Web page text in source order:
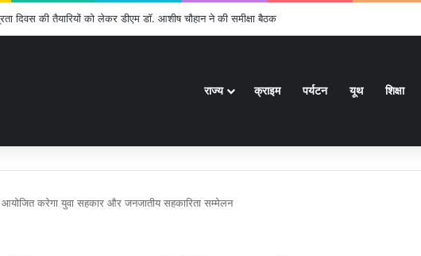
दिवस की तैयारियों को लेकर डीएम डॉ. आशीष चौहान ने की समीक्षा बैठक
राज्य क्राइम पर्यटन यूथ शिक्षा
आयोजित करेगा युवा सहकार और जनजातीय सहकारिता सम्मेलन